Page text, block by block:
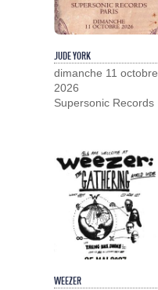
JUDE YORK
dimanche 11 octobre
2026
Supersonic Records
WEEZER